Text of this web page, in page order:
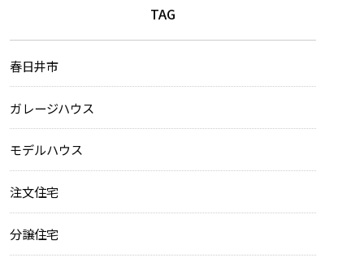
TAG
春日井市
ガレージハウス
モデルハウス
注文住宅
分譲住宅